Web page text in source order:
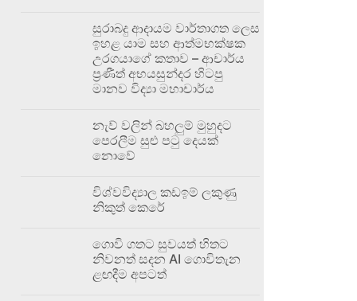
සුරාබදු ආදායම වාර්තාගත ලෙස
ඉහළ යාම සහ ආත්මභක්ෂක
උරගයාගේ කතාව – ආචාර්ය
ප්‍රණීත් අභයසුන්දර හිටපු
මානව විද්‍යා මහාචාර්ය
නැව් වලින් බහලුම් මුහුදට
පෙරලීම සුළු පටු දෙයක්
නොවේ
විශ්වවිද්‍යාල කඩඉම් ලකුණු
නිකුත් කෙරේ
ගොවි ගතට සුවයත් හිතට
නිවනත් සදන AI ගොවිතැන
ළඟදීම අපටත්